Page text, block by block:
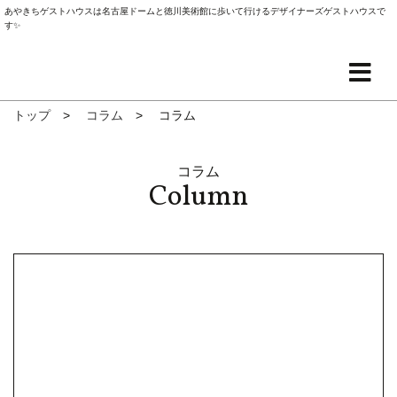
あやきちゲストハウスは名古屋ドームと徳川美術館に歩いて行けるデザイナーズゲストハウスで
す✨
トップ コラム コラム
コラム
Column